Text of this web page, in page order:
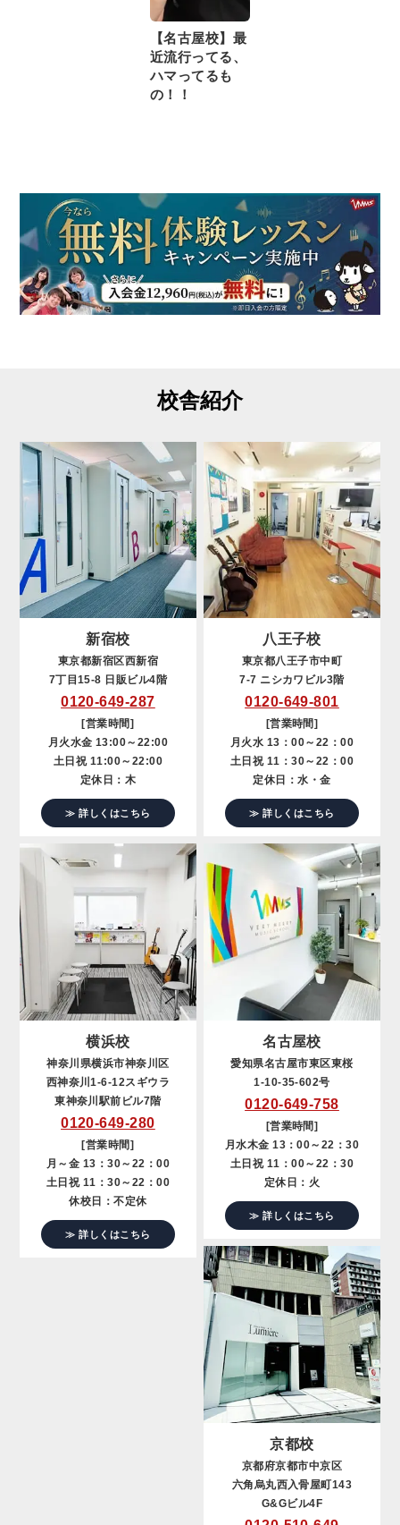
【名古屋校】最
近流行ってる、
ハマってるも
の！！
校舎紹介
新宿校
東京都新宿区西新宿
7丁目15-8 日販ビル4階
0120-649-287
[営業時間]
月火水金 13:00～22:00
土日祝 11:00～22:00
定休日：木
≫ 詳しくはこちら
八王子校
東京都八王子市中町
7-7 ニシカワビル3階
0120-649-801
[営業時間]
月火水 13：00～22：00
土日祝 11：30～22：00
定休日：水・金
≫ 詳しくはこちら
横浜校
神奈川県横浜市神奈川区
西神奈川1-6-12スギウラ
東神奈川駅前ビル7階
0120-649-280
[営業時間]
月～金 13：30～22：00
土日祝 11：30～22：00
休校日：不定休
≫ 詳しくはこちら
名古屋校
愛知県名古屋市東区東桜
1-10-35-602号
0120-649-758
[営業時間]
月水木金 13：00～22：30
土日祝 11：00～22：30
定休日：火
≫ 詳しくはこちら
京都校
京都府京都市中京区
六角烏丸西入骨屋町143
G&Gビル4F